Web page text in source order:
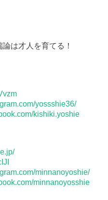
は才人を育てる！
yossshie36/
kishiki.yoshie
minnanoyoshie/
minnanoyosshie